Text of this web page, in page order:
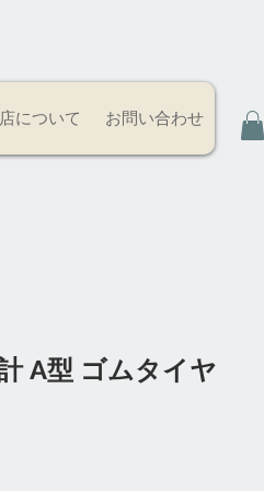
について お問い合わせ
A型 ゴムタイヤ